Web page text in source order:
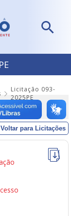
Licitação 093-
2025PE
Voltar para Licitações